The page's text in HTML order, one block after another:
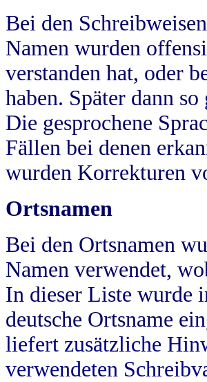
Bei den
Namen wurden
verstanden hat, oder
haben. Später dann
Die gesprochene
Fällen bei denen
wurden Korrekturen
Ortsnamen
Bei den Ortsnamen
Namen verwendet,
In dieser Liste wurde
deutsche Ortsname
liefert zusätzliche
verwendeten